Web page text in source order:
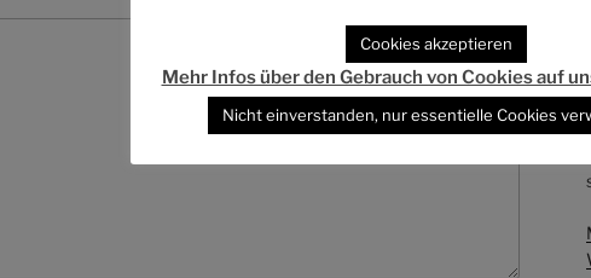
Cookies akzeptieren
Mehr Infos über den Gebrauch von Cookies auf
Nicht einverstanden, nur essentielle Cookies